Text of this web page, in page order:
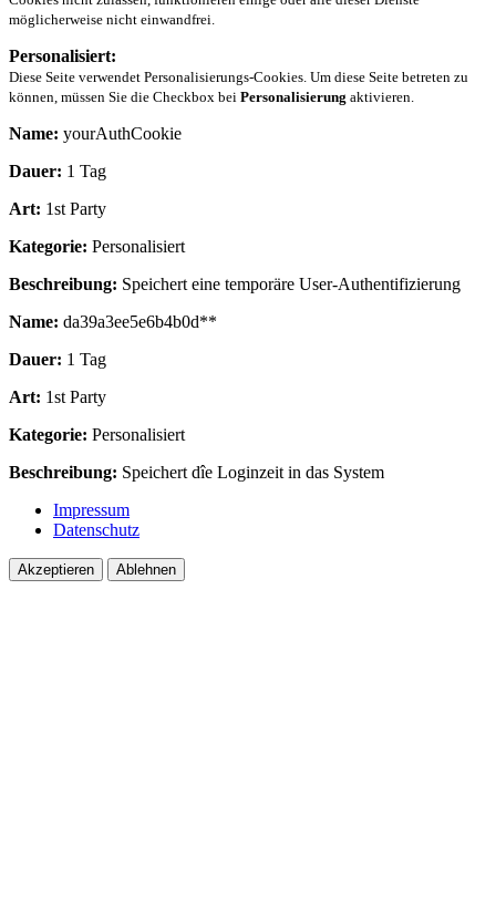
möglicherweise nicht einwandfrei.
Personalisiert:
Diese Seite verwendet Personalisierungs-Cookies. Um diese Seite betreten zu
können, müssen Sie die Checkbox bei Personalisierung aktivieren.
Name: yourAuthCookie
Dauer: 1 Tag
Art: 1st Party
Kategorie: Personalisiert
Beschreibung: Speichert eine temporäre User-Authentifizierung
Name: da39a3ee5e6b4b0d**
Dauer: 1 Tag
Art: 1st Party
Kategorie: Personalisiert
Beschreibung: Speichert dîe Loginzeit in das System
Impressum
Datenschutz
Akzeptieren Ablehnen